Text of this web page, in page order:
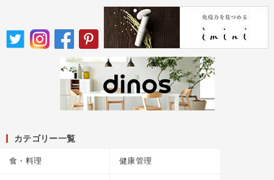
カテゴリー一覧
食・料理 健康管理